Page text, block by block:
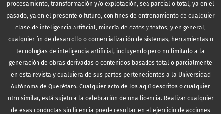
procesamiento, transformación y/o explotación, sea parcial o total, ya en el
pasado, ya en el presente o futuro, con fines de entrenamiento de cualquier
clase de inteligencia artificial, minería de datos y textos, y en general,
cualquier fin de desarrollo o comercialización de sistemas, herramientas o
tecnologías de inteligencia artificial, incluyendo pero no limitado a la
generación de obras derivadas o contenidos basados total o parcialmente
en esta revista y cualuiera de sus partes pertenecientes a la Universidad
Autónoma de Querétaro. Cualquier acto de los aquí descritos o cualquier
otro similar, está sujeto a la celebración de una licencia. Realizar cualquier
de esas conductas sin licencia puede resultar en el ejercicio de acciones